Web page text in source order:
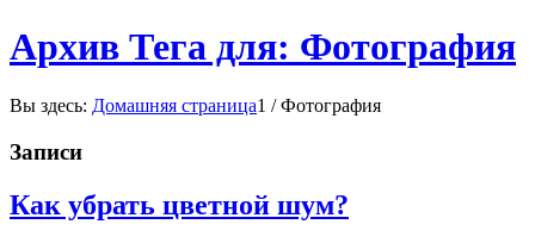
Архив Тега для: Фотография
Вы здесь: Домашняя страница1 / Фотография
Записи
Как убрать цветной шум?